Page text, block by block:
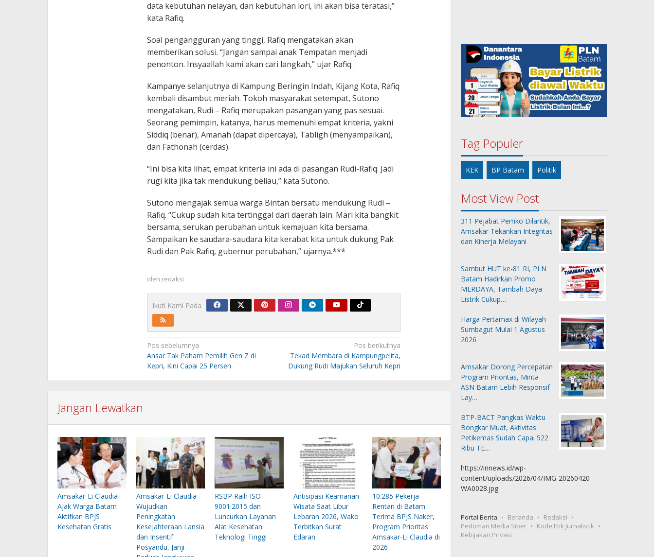
data kebutuhan nelayan, dan kebutuhan lori, ini akan bisa teratasi,”
kata Rafiq.
Soal pengangguran yang tinggi, Rafiq mengatakan akan
memberikan solusi. “Jangan sampai anak Tempatan menjadi
penonton. Insyaallah kami akan cari langkah,” ujar Rafiq.
Kampanye selanjutnya di Kampung Beringin Indah, Kijang Kota, Rafiq
kembali disambut meriah. Tokoh masyarakat setempat, Sutono
mengatakan, Rudi – Rafiq merupakan pasangan yang pas sesuai.
Seorang pemimpin, katanya, harus memenuhi empat kriteria, yakni
Siddiq (benar), Amanah (dapat dipercaya), Tabligh (menyampaikan),
dan Fathonah (cerdas).
“Ini bisa kita lihat, empat kriteria ini ada di pasangan Rudi-Rafiq. Jadi
rugi kita jika tak mendukung beliau,” kata Sutono.
Sutono mengajak semua warga Bintan bersatu mendukung Rudi –
Rafiq. “Cukup sudah kita tertinggal dari daerah lain. Mari kita bangkit
bersama, serukan perubahan untuk kemajuan kita bersama.
Sampaikan ke saudara-saudara kita kerabat kita untuk dukung Pak
Rudi dan Pak Rafiq, gubernur perubahan,” ujarnya.***
oleh redaksi
Ikuti Kami Pada
Navigasi
pos
Pos sebelumnya
Ansar Tak Paham Pemilih Gen Z di
Kepri, Kini Capai 25 Persen
Pos berikutnya
Tekad Membara di Kampungpelita,
Dukung Rudi Majukan Seluruh Kepri
Jangan Lewatkan
Amsakar-Li Claudia
Ajak Warga Batam
Aktifkan BPJS
Kesehatan Gratis
Amsakar-Li Claudia
Wujudkan
Peningkatan
Kesejahteraan Lansia
dan Insentif
Posyandu, Janji
RSBP Raih ISO
9001:2015 dan
Luncurkan Layanan
Alat Kesehatan
Teknologi Tinggi
Antisipasi Keamanan
Wisata Saat Libur
Lebaran 2026, Wako
Terbitkan Surat
Edaran
10.285 Pekerja
Rentan di Batam
Terima BPJS Naker,
Program Prioritas
Amsakar-Li Claudia di
2026
Tag Populer
KEK BP Batam Politik
Most View Post
311 Pejabat Pemko Dilantik,
Amsakar Tekankan Integritas
dan Kinerja Melayani
Sambut HUT ke-81 RI, PLN
Batam Hadirkan Promo
MERDAYA, Tambah Daya
Listrik Cukup…
Harga Pertamax di Wilayah
Sumbagut Mulai 1 Agustus
2026
Amsakar Dorong Percepatan
Program Prioritas, Minta
ASN Batam Lebih Responsif
Lay…
BTP-BACT Pangkas Waktu
Bongkar Muat, Aktivitas
Petikemas Sudah Capai 522
Ribu TE…
https://innews.id/wp-
content/uploads/2026/04/IMG-20260420-
WA0028.jpg
Portal Berita Beranda
Redaksi
Pedoman Media Siber
Kode Etik Jurnalistik
Kebijakan Privasi